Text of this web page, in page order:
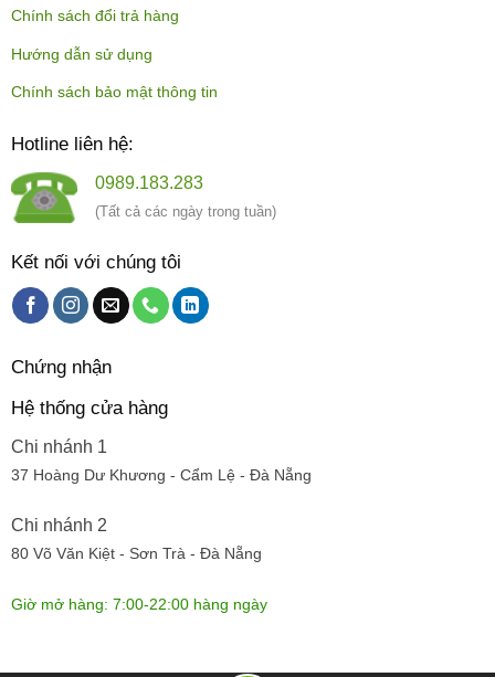
Chính sách đổi trả hàng
Hướng dẫn sử dụng
Chính sách bảo mật thông tin
Hotline liên hệ:
0989.183.283
(Tất cả các ngày trong tuần)
Kết nối với chúng tôi
Chứng nhận
Hệ thống cửa hàng
Chi nhánh 1
37 Hoàng Dư Khương - Cẩm Lệ - Đà Nẵng
Chi nhánh 2
80 Võ Văn Kiệt - Sơn Trà - Đà Nẵng
Giờ mở hàng: 7:00-22:00 hàng ngày